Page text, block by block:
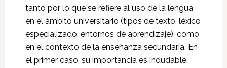
tanto por lo que se refiere al uso de la lengua
en el ámbito universitario (tipos de texto, léxico
especializado, entornos de aprendizaje), como
en el contexto de la enseñanza secundaria. En
el primer caso, su importancia es indudable,